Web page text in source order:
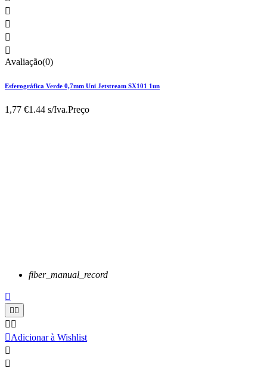




Avaliação(0)
Esferográfica Verde 0,7mm Uni Jetstream SX101 1un
1,77 €1.44 s/Iva.Preço
fiber_manual_record

 
 
Adicionar à Wishlist

